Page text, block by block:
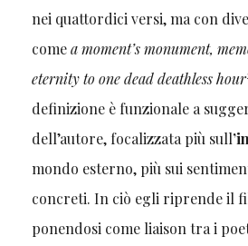
nei quattordici versi, ma con
comea moment’s monument,
eternity to one dead deathless hour
definizione è funzionale a
dell’autore, focalizzata più sull
mondo esterno, più sui
concreti. In ciò egli riprende il
ponendosi come liaison tra i